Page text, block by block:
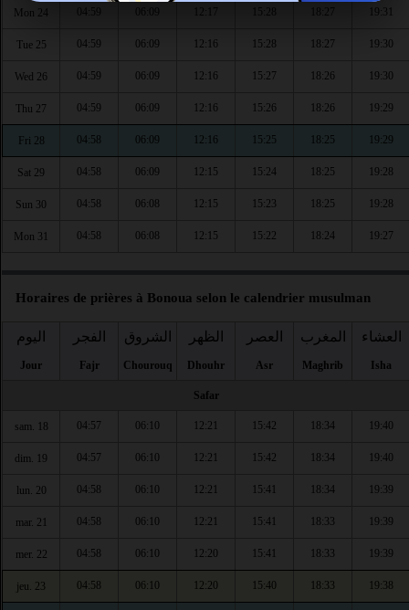
Mon 24 04:59 12:17 15:28 18:27 19:31
Tue 25 04:59 06:09 12:16 15:28 18:27 19:30
Wed 26 04:59 06:09 12:16 15:27 18:26 19:30
Thu 27 04:59 06:09 12:16 15:26 18:26 19:29
Fri 28 04:58 06:09 12:16 15:25 18:25 19:29
Sat 29 04:58 06:09 12:15 15:24 18:25 19:28
Sun 30 04:58 06:08 12:15 15:23 18:25 19:28
Mon 31 04:58 06:08 12:15 15:22 18:24 19:27
Horaires de prières à Bonoua selon le calendrier musulman
اليوم
Jour
الفجر
Fajr
الشروق
Chourouq
الظهر
Dhouhr
العصر
Asr
المغرب
Maghrib
العشاء
Isha
Safar
sam. 18 04:57 06:10 12:21 15:42 18:34 19:40
dim. 19 04:57 06:10 12:21 15:42 18:34 19:40
lun. 20 04:58 06:10 12:21 15:41 18:34 19:39
mar. 21 04:58 06:10 12:21 15:41 18:33 19:39
mer. 22 04:58 06:10 12:20 15:41 18:33 19:39
jeu. 23 04:58 06:10 12:20 15:40 18:33 19:38